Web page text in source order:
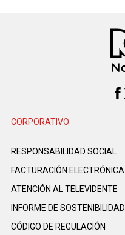
CORPORATIVO
RESPONSABILIDAD SOCIAL
FACTURACIÓN ELECTRÓNICA
ATENCIÓN AL TELEVIDENTE
INFORME DE SOSTENIBILIDAD
CÓDIGO DE REGULACIÓN